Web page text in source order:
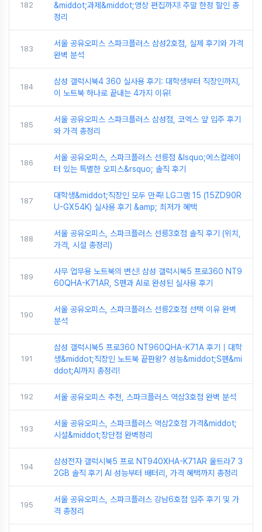
182
&middot;과제&middot;영상 편집까지! 주말 한정 할인 총
정리
183
서울 공유오피스 스파크플러스 삼성2호점, 실제 후기와 가격
완벽 분석
184
삼성 갤럭시북4 360 실사용 후기: 대학생부터 직장인까지,
이 노트북 하나로 끝내는 4가지 이유!
185
서울 공유오피스 스파크플러스 삼성점, 코엑스 앞 입주 후기
와 가격 총정리
186
서울 공유오피스, 스파크플러스 선릉점 &lsquo;에스컬레이
터 있는 특별한 오피스&rsquo; 솔직 후기
187
대학생&middot;직장인 모두 만족! LG그램 15 (15ZD90R
U-GX54K) 실사용 후기 &amp; 최저가 혜택
188
서울 공유오피스, 스파크플러스 선릉3호점 솔직 후기 (위치,
가격, 시설 총정리)
189
사무 업무용 노트북의 변신! 삼성 갤럭시북5 프로360 NT9
60QHA-K71AR, S펜과 AI로 완성된 실사용 후기
190
서울 공유오피스, 스파크플러스 선릉2호점 선택 이유 완벽
분석
191
삼성 갤럭시북5 프로360 NT960QHA-K71A 후기｜대학
생&middot;직장인 노트북 끝판왕? 성능&middot;S펜&mi
ddot;AI까지 총정리!
192 서울 공유오피스 추천, 스파크플러스 역삼3호점 완벽 분석
193
서울 공유오피스, 스파크플러스 역삼2호점 가격&middot;
시설&middot;장단점 완벽정리
194
삼성전자 갤럭시북5 프로 NT940XHA-K71AR 울트라7 3
2GB 솔직 후기 AI 성능부터 배터리, 가격 혜택까지 총정리
195
서울 공유오피스, 스파크플러스 강남6호점 입주 후기 및 가
격 총정리